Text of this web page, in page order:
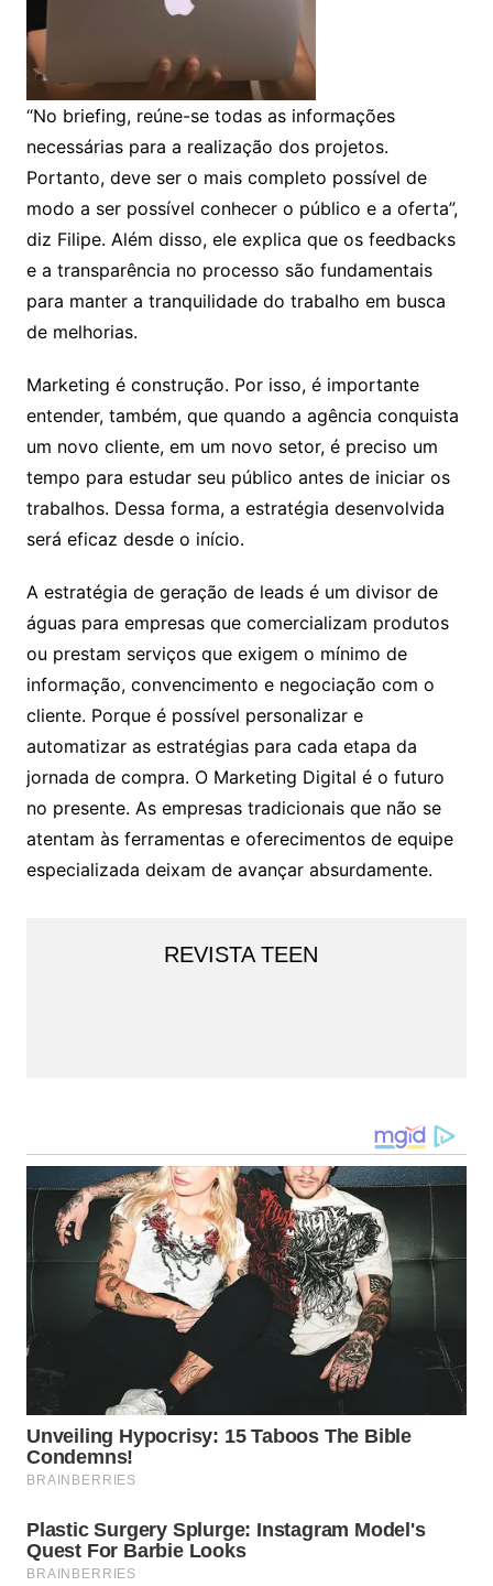
“No briefing, reúne-se todas as informações
necessárias para a realização dos projetos.
Portanto, deve ser o mais completo possível de
modo a ser possível conhecer o público e a oferta”,
diz Filipe. Além disso, ele explica que os feedbacks
e a transparência no processo são fundamentais
para manter a tranquilidade do trabalho em busca
de melhorias.
Marketing é construção. Por isso, é importante
entender, também, que quando a agência conquista
um novo cliente, em um novo setor, é preciso um
tempo para estudar seu público antes de iniciar os
trabalhos. Dessa forma, a estratégia desenvolvida
será eficaz desde o início.
A estratégia de geração de leads é um divisor de
águas para empresas que comercializam produtos
ou prestam serviços que exigem o mínimo de
informação, convencimento e negociação com o
cliente. Porque é possível personalizar e
automatizar as estratégias para cada etapa da
jornada de compra. O Marketing Digital é o futuro
no presente. As empresas tradicionais que não se
atentam às ferramentas e oferecimentos de equipe
especializada deixam de avançar absurdamente.
REVISTA TEEN